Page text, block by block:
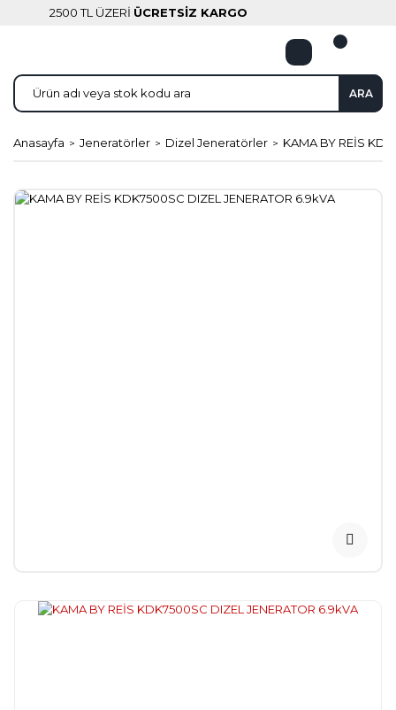
2500 TL ÜZERİ ÜCRETSİZ KARGO
ARA
Anasayfa Jeneratörler Dizel Jeneratörler KAMA BY REİS